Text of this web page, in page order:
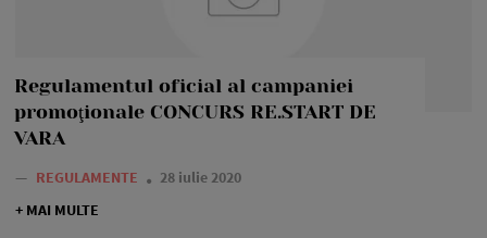
Regulamentul oficial al campaniei
promoţionale CONCURS RE.START DE
VARA
— REGULAMENTE
28 iulie 2020
+ MAI MULTE